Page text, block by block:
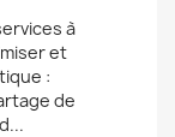
à
et
:
de